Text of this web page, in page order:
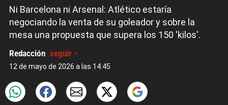
Ni Barcelona ni Arsenal: Atlético estaría
negociando la venta de su goleador y sobre la
mesa una propuesta que supera los 150 'kilos'.
Redacción seguir +
12 de mayo de 2026 a las 14:45